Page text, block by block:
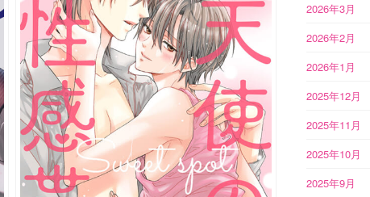
2026年3月
2026年2月
2026年1月
2025年12月
2025年11月
2025年10月
2025年9月